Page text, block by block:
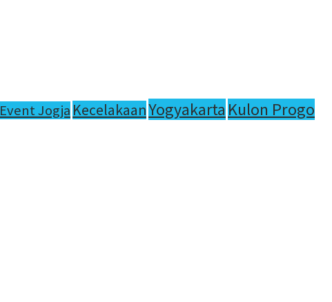
Event Jogja KecelakaanYogyakarta Kulon Progo